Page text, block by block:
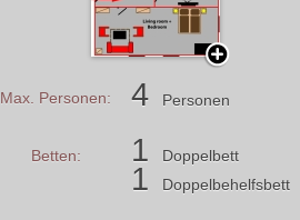
Max. Personen: 4 Personen
Betten: 1 Doppelbett
1 Doppelbehelfsbett